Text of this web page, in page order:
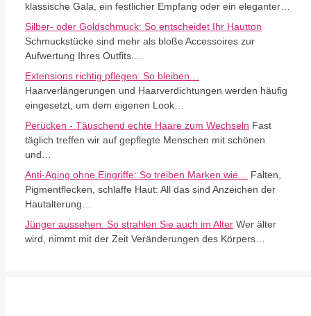
klassische Gala, ein festlicher Empfang oder ein eleganter…
Silber- oder Goldschmuck: So entscheidet Ihr Hautton
Schmuckstücke sind mehr als bloße Accessoires zur
Aufwertung Ihres Outfits.…
Extensions richtig pflegen: So bleiben…
Haarverlängerungen und Haarverdichtungen werden häufig
eingesetzt, um dem eigenen Look…
Perücken - Täuschend echte Haare zum Wechseln Fast
täglich treffen wir auf gepflegte Menschen mit schönen
und…
Anti-Aging ohne Eingriffe: So treiben Marken wie…
Falten,
Pigmentflecken, schlaffe Haut: All das sind Anzeichen der
Hautalterung…
Jünger aussehen: So strahlen Sie auch im Alter Wer älter
wird, nimmt mit der Zeit Veränderungen des Körpers…